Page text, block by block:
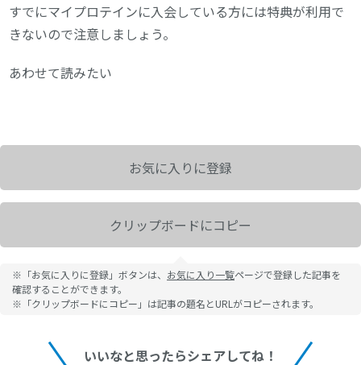
すでにマイプロテインに入会している方には特典が利用で
きないので注意しましょう。
あわせて読みたい
お気に入りに登録
クリップボードにコピー
※「お気に入りに登録」ボタンは、 お気に入り一覧ページで登録した記事を
確認することができます。
※「クリップボードにコピー」は記事の題名とURLがコピーされます。
いいなと思ったらシェアしてね！